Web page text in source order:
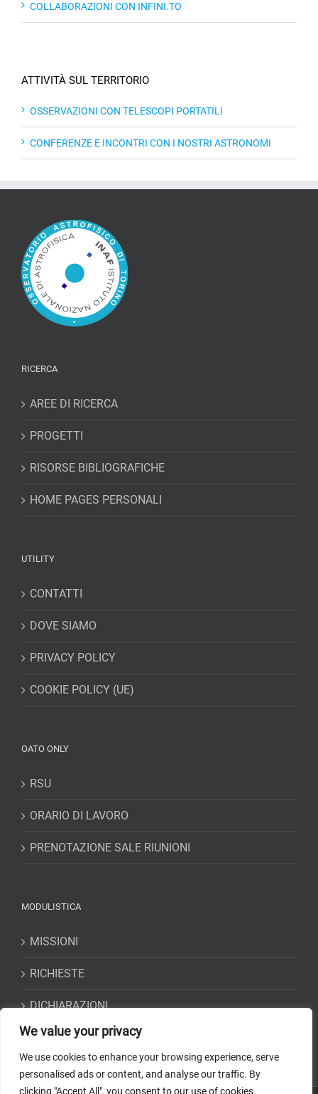
We value your privacy
We use cookies to enhance your browsing experience, serve
personalised ads or content, and analyse our traffic. By
clicking "Accept All", you consent to our use of cookies.
COLLABORAZIONI CON INFINI.TO
ATTIVITÀ SUL TERRITORIO
OSSERVAZIONI CON TELESCOPI PORTATILI
CONFERENZE E INCONTRI CON I NOSTRI ASTRONOMI
RICERCA
AREE DI RICERCA
PROGETTI
RISORSE BIBLIOGRAFICHE
HOME PAGES PERSONALI
UTILITY
CONTATTI
DOVE SIAMO
PRIVACY POLICY
COOKIE POLICY (UE)
OATO ONLY
RSU
ORARIO DI LAVORO
PRENOTAZIONE SALE RIUNIONI
MODULISTICA
MISSIONI
RICHIESTE
DICHIARAZIONI